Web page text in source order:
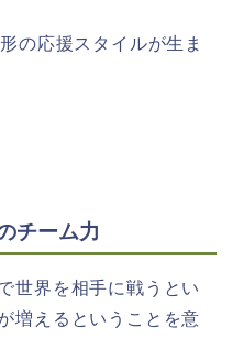
の応援スタイルが生ま
チーム力
世界を相手に戦うとい
増えるということを意